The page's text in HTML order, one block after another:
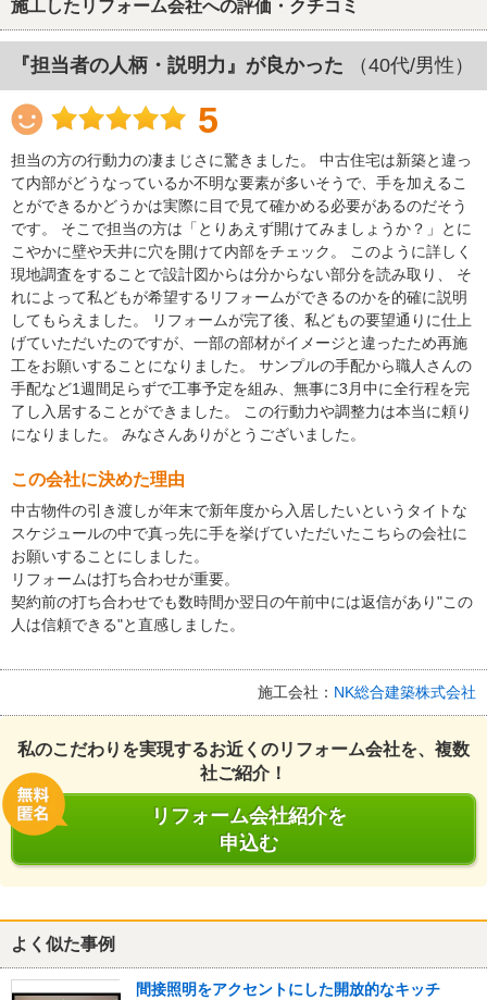
施工したリフォーム会社への評価・クチコミ
『担当者の人柄・説明力』が良かった （40代/男性）
5
担当の方の行動力の凄まじさに驚きました。 中古住宅は新築と違っ
て内部がどうなっているか不明な要素が多いそうで、手を加えるこ
とができるかどうかは実際に目で見て確かめる必要があるのだそう
です。 そこで担当の方は「とりあえず開けてみましょうか？」とに
こやかに壁や天井に穴を開けて内部をチェック。 このように詳しく
現地調査をすることで設計図からは分からない部分を読み取り、 そ
れによって私どもが希望するリフォームができるのかを的確に説明
してもらえました。 リフォームが完了後、私どもの要望通りに仕上
げていただいたのですが、一部の部材がイメージと違ったため再施
工をお願いすることになりました。 サンプルの手配から職人さんの
手配など1週間足らずで工事予定を組み、無事に3月中に全行程を完
了し入居することができました。 この行動力や調整力は本当に頼り
になりました。 みなさんありがとうございました。
この会社に決めた理由
中古物件の引き渡しが年末で新年度から入居したいというタイトな
スケジュールの中で真っ先に手を挙げていただいたこちらの会社に
お願いすることにしました。
リフォームは打ち合わせが重要。
契約前の打ち合わせでも数時間か翌日の午前中には返信があり"この
人は信頼できる"と直感しました。
施工会社： NK総合建築株式会社
私のこだわりを実現するお近くのリフォーム会社を、複数
社ご紹介！
リフォーム会社紹介を
申込む
よく似た事例
間接照明をアクセントにした開放的なキッチ